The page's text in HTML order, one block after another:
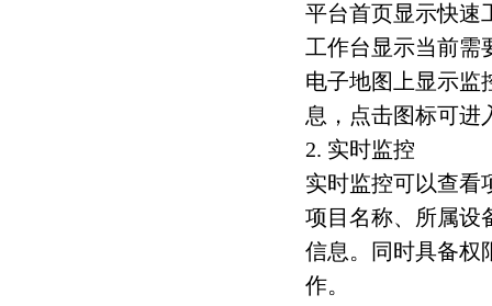
平台首页显示快速
工作台显示当前需
电子地图上显示监
息，点击图标可进
2. 实时监控
实时监控可以查看
项目名称、所属设
信息。同时具备权
作。